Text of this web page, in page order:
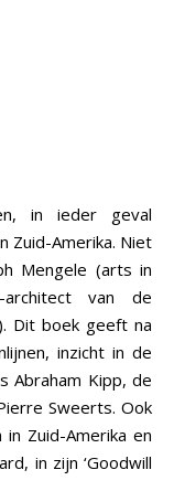
in ieder geval
Zuid-Amerika. Niet
Mengele (arts in
architect van de
Dit boek geeft na
inzicht in de
Abraham Kipp, de
Sweerts. Ook
Zuid-Amerika en
in zijn ‘Goodwill